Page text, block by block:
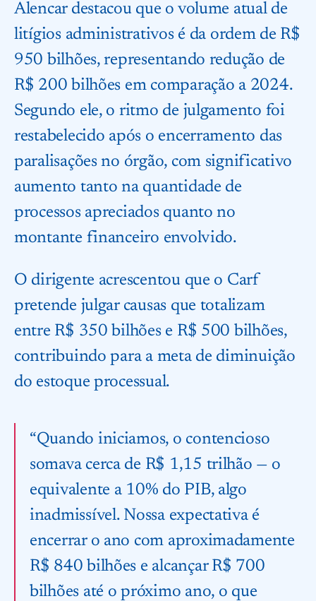
Alencar destacou que o volume atual de
litígios administrativos é da ordem de R$
950 bilhões, representando redução de
R$ 200 bilhões em comparação a 2024.
Segundo ele, o ritmo de julgamento foi
restabelecido após o encerramento das
paralisações no órgão, com significativo
aumento tanto na quantidade de
processos apreciados quanto no
montante financeiro envolvido.
O dirigente acrescentou que o Carf
pretende julgar causas que totalizam
entre R$ 350 bilhões e R$ 500 bilhões,
contribuindo para a meta de diminuição
do estoque processual.
“Quando iniciamos, o contencioso
somava cerca de R$ 1,15 trilhão — o
equivalente a 10% do PIB, algo
inadmissível. Nossa expectativa é
encerrar o ano com aproximadamente
R$ 840 bilhões e alcançar R$ 700
bilhões até o próximo ano, o que